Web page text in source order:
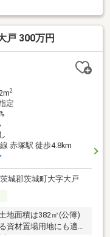
都市計画法の許可
あり
戸 300万円
2
定
赤塚駅 徒歩4.8km
城郡茨城町大字大戸
地面積は382㎡(公簿)
資材置場用地にも適し